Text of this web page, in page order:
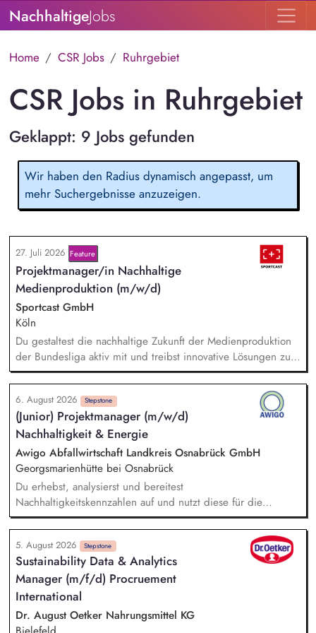
NachhaltigeJobs
Home CSR Jobs Ruhrgebiet
CSR Jobs in Ruhrgebiet
Geklappt: 9 Jobs gefunden
Wir haben den Radius dynamisch angepasst, um
mehr Suchergebnisse anzuzeigen.
27. Juli 2026 Feature
Projektmanager/in Nachhaltige
Medienproduktion (m/w/d)
Sportcast GmbH
Köln
Du gestaltest die nachhaltige Zukunft der Medienproduktion
der Bundesliga aktiv mit und treibst innovative Lösungen zur
Reduzierung von Emissionen voran. Dein Fokus liegt auf der
Evaluierung von Reduktionspotentialen von TV-
Produktionskonzepten hinsichtlich Co2e-Fußabdruck,
Durchführung einer Machbarkeitsstudie zur emissionsfreien
USV-Stromversorgung sowie der Koordination interner und
externer Stakeholder.
6. August 2026 Stepstone
(Junior) Projektmanager (m/w/d)
Nachhaltigkeit & Energie
Awigo Abfallwirtschaft Landkreis Osnabrück GmbH
Georgsmarienhütte bei Osnabrück
Du erhebst, analysierst und bereitest
Nachhaltigkeitskennzahlen auf und nutzt diese für die
Erstellung sowie kontinuierliche Weiterentwicklung unseres
Nachhaltigkeitsberichts nach anerkannten Berichtsstandards
(z. B. VSME). Bei der Berechnung und Weiterentwicklung
unseres Corporate Carbon Footprints (CCF) unterstützt du
und leitest gemeinsam mit dem Team Maßnahmen zur
Emissionsreduzierung ab. Du entwickelst ökologische
Nachhaltigkeitskennzahlen, Klimaziele und Maßnahmen mit
und unterstützt deren Umsetzung sowie Erfolgskontrolle.
5. August 2026 Stepstone
Sustainability Data & Analytics
Manager (m/f/d) Procruement
International
Dr. August Oetker Nahrungsmittel KG